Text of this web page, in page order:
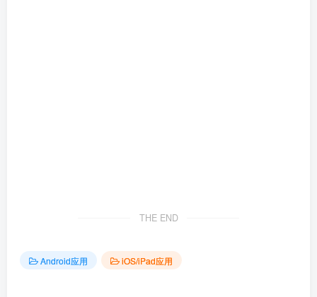
THE END
Android应用 iOS/iPad应用